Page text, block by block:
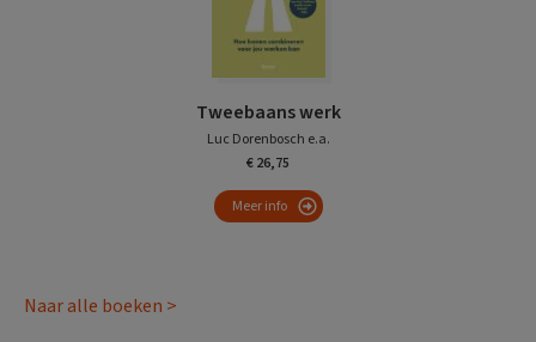
Tweebaans werk
Luc Dorenbosch e.a.
€ 26,75
Meer info
Naar alle boeken >